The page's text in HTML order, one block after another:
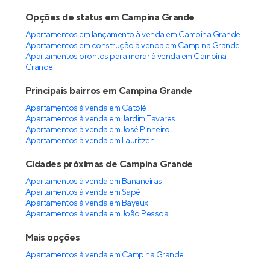
Opções de status em Campina Grande
Apartamentos em lançamento à venda em Campina Grande
Apartamentos em construção à venda em Campina Grande
Apartamentos prontos para morar à venda em Campina
Grande
Principais bairros em Campina Grande
Apartamentos à venda em Catolé
Apartamentos à venda em Jardim Tavares
Apartamentos à venda em José Pinheiro
Apartamentos à venda em Lauritzen
Cidades próximas de Campina Grande
Apartamentos à venda em Bananeiras
Apartamentos à venda em Sapé
Apartamentos à venda em Bayeux
Apartamentos à venda em João Pessoa
Mais opções
Apartamentos à venda em Campina Grande